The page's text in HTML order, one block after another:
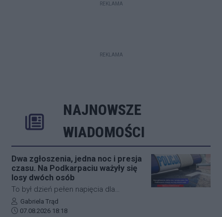
REKLAMA
REKLAMA
NAJNOWSZE
WIADOMOŚCI
Dwa zgłoszenia, jedna noc i presja
czasu. Na Podkarpaciu ważyły się
losy dwóch osób
To był dzień pełen napięcia dla
funkcjonariuszy z powiatu niżańskiego.
W ciągu zaledwie kilkunastu godzin
Autor artykułu:
Gabriela Trąd
Data dodania artykułu:
07.08.2026 18:18